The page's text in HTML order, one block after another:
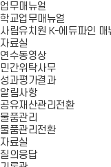
업무매뉴얼
학교업무매뉴얼
사립유치원 K-에듀파인 매
자료실
연수동영상
민간위탁사무
성과평가결과
알림사항
공유재산관리전환
물품관리
물품관리전환
자료실
질의응답